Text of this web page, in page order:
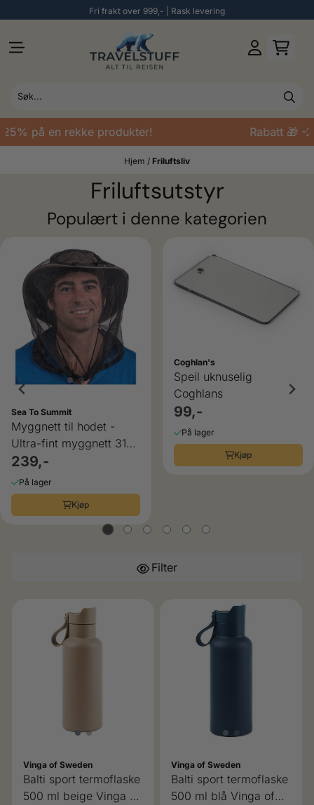
Fri frakt over 999,- | Rask levering
på en rekke produkter! Rabatt 🎁 -
Hjem / Friluftsliv
Friluftsutstyr
Populært i denne kategorien
Sea To Summit
Myggnett til hodet -
Ultra-fint myggnett 310
hull/cm²
239,-
På lager
Kjøp
Coghlan's
Speil uknuselig
Coghlans
99,-
På lager
Kjøp
Filter
Vinga of Sweden
Balti sport termoflaske
500 ml beige Vinga of
Vinga of Sweden
Balti sport termoflaske
500 ml blå Vinga of